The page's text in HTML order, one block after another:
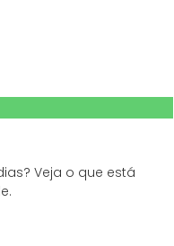
Veja o que está